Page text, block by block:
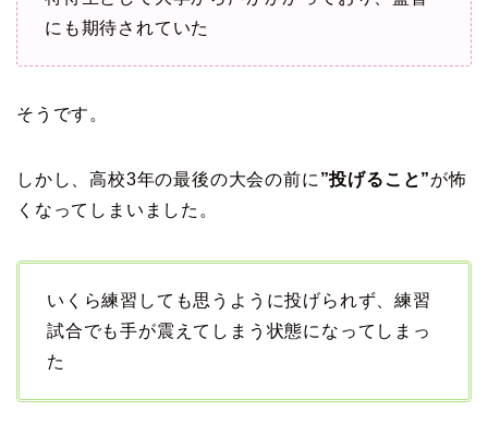
にも期待されていた
そうです。
しかし、高校3年の最後の大会の前に ”投げること”が怖
くなってしまいました。
いくら練習しても思うように投げられず、練習
試合でも手が震えてしまう状態になってしまっ
た